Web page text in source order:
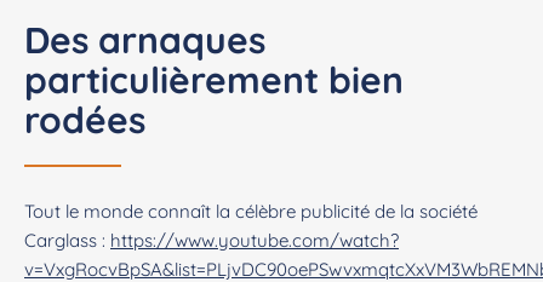
Des arnaques
particulièrement bien
rodées
Tout le monde connaît la célèbre publicité de la société
Carglass : https://www.youtube.com/watch?